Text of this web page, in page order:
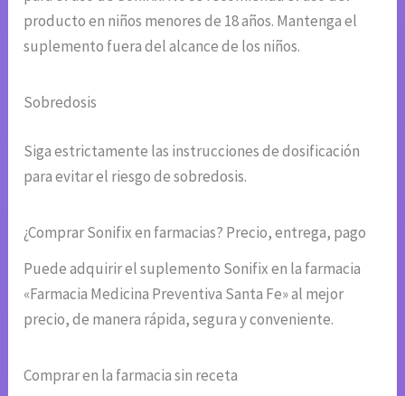
producto en niños menores de 18 años. Mantenga el
suplemento fuera del alcance de los niños.
Sobredosis
Siga estrictamente las instrucciones de dosificación
para evitar el riesgo de sobredosis.
¿Comprar Sonifix en farmacias? Precio, entrega, pago
Puede adquirir el suplemento Sonifix en la farmacia
«Farmacia Medicina Preventiva Santa Fe» al mejor
precio, de manera rápida, segura y conveniente.
Comprar en la farmacia sin receta